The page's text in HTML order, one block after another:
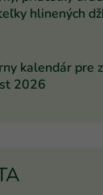
hlinených
kalendár pre
2026